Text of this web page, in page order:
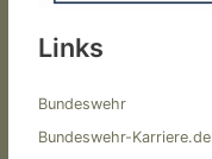
Links
Bundeswehr
Bundeswehr-Karriere.de